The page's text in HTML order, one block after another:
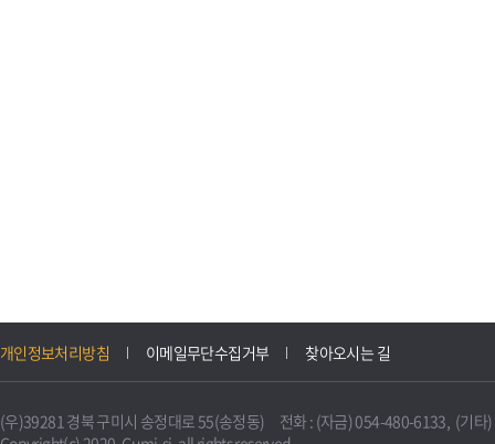
니다.
불필요하게 되었을 때에는
개인정보처리방침 이메일무단수집거부 찾아오시는 길
(우)39281 경북 구미시 송정대로 55(송정동) 전화 : (자금) 054-480-6133, (기타